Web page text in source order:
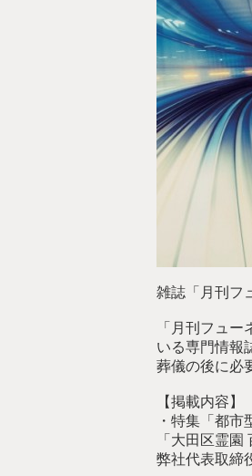
雑誌「月刊フ
「月刊フュ
いる専門情報
葬儀の後に必
【掲載内容】
・特集「都
「大田区霊
弊社代表取締